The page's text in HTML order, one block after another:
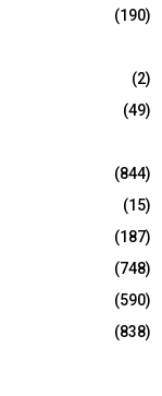
(190)
(2)
(49)
(844)
(15)
(187)
(748)
(590)
(838)